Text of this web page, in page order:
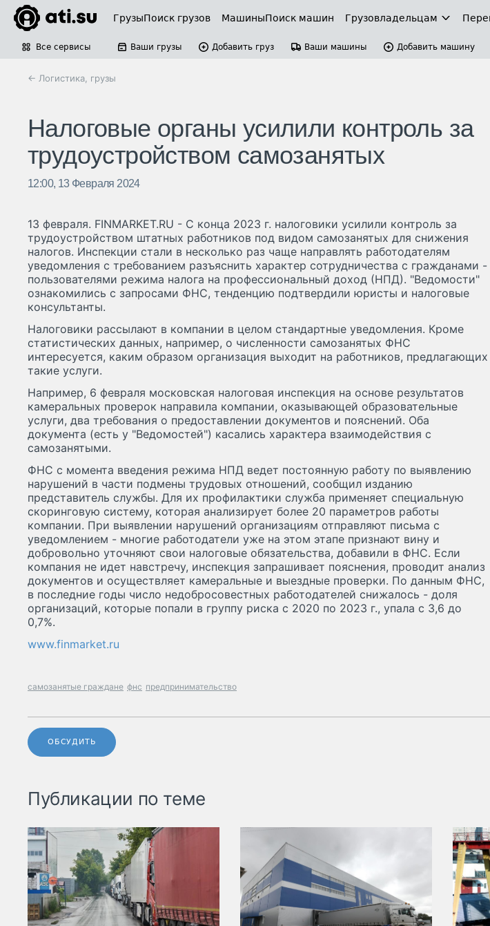
ГрузыПоиск грузов МашиныПоиск машин Грузовладельцам
Все сервисы Ваши грузы Добавить груз Ваши машины Добавить машину
← Логистика, грузы
Налоговые органы усилили контроль за
трудоустройством самозанятых
12:00, 13 Февраля 2024
13 февраля. FINMARKET.RU - С конца 2023 г. налоговики усилили контроль за
трудоустройством штатных работников под видом самозанятых для снижения
налогов. Инспекции стали в несколько раз чаще направлять работодателям
уведомления с требованием разъяснить характер сотрудничества с гражданами -
пользователями режима налога на профессиональный доход (НПД). "Ведомости"
ознакомились с запросами ФНС, тенденцию подтвердили юристы и налоговые
консультанты.
Налоговики рассылают в компании в целом стандартные уведомления. Кроме
статистических данных, например, о численности самозанятых ФНС
интересуется, каким образом организация выходит на работников, предлагающих
такие услуги.
Например, 6 февраля московская налоговая инспекция на основе результатов
камеральных проверок направила компании, оказывающей образовательные
услуги, два требования о предоставлении документов и пояснений. Оба
документа (есть у "Ведомостей") касались характера взаимодействия с
самозанятыми.
ФНС с момента введения режима НПД ведет постоянную работу по выявлению
нарушений в части подмены трудовых отношений, сообщил изданию
представитель службы. Для их профилактики служба применяет специальную
скоринговую систему, которая анализирует более 20 параметров работы
компании. При выявлении нарушений организациям отправляют письма с
уведомлением - многие работодатели уже на этом этапе признают вину и
добровольно уточняют свои налоговые обязательства, добавили в ФНС. Если
компания не идет навстречу, инспекция запрашивает пояснения, проводит анализ
документов и осуществляет камеральные и выездные проверки. По данным ФНС,
в последние годы число недобросовестных работодателей снижалось - доля
организаций, которые попали в группу риска с 2020 по 2023 г., упала с 3,6 до
0,7%.
www.finmarket.ru
самозанятые граждане фнс предпринимательство
ОБСУДИТЬ
Публикации по теме